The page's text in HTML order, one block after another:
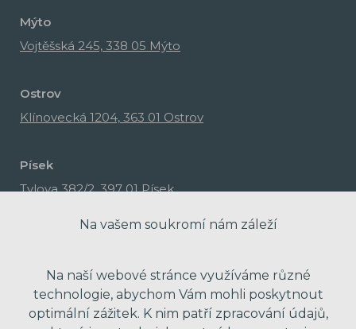
Mýto
Vojtěšská 245, 338 05 Mýto
Ostrov
Klínovecká 1204, 363 01 Ostrov
Písek
Tylova 382/2, 397 01 Písek
Na vašem soukromí nám záleží
Na naší webové stránce využíváme různé
technologie, abychom Vám mohli poskytnout
optimální zážitek. K nim patří zpracování údajů,